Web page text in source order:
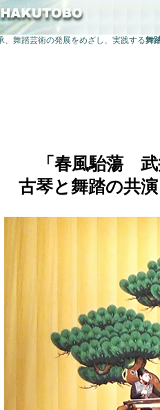
、舞踏芸術の発展をめざし、実践する舞
「春風駘蕩
古琴と舞踏の共